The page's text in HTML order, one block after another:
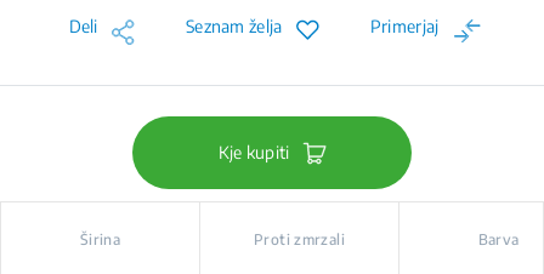
Deli Seznam želja Primerjaj
Kje kupiti
Širina Proti zmrzali Barva